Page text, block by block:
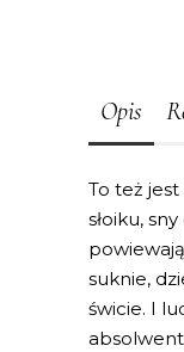
Opis
To też
słoiku,
suknie,
świcie. I